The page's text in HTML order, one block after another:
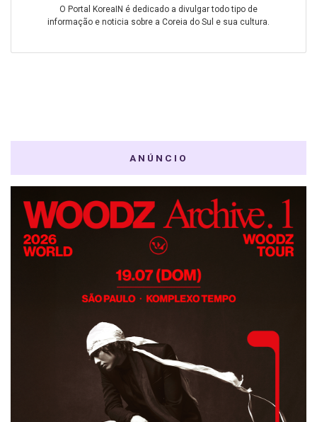
O Portal KoreaIN é dedicado a divulgar todo tipo de
informação e noticia sobre a Coreia do Sul e sua cultura.
ANÚNCIO